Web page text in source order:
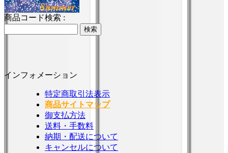
商品コード検索 :
インフォメーション
特定商取引法表示
商品サイトマップ
御支払方法
送料・手数料
納期・配送について
キャンセルについて